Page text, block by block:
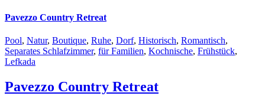
Pavezzo Country Retreat
Pool, Natur, Boutique, Ruhe, Dorf, Historisch, Romantisch,
Separates Schlafzimmer, für Familien, Kochnische, Frühstück,
Lefkada
Pavezzo Country Retreat